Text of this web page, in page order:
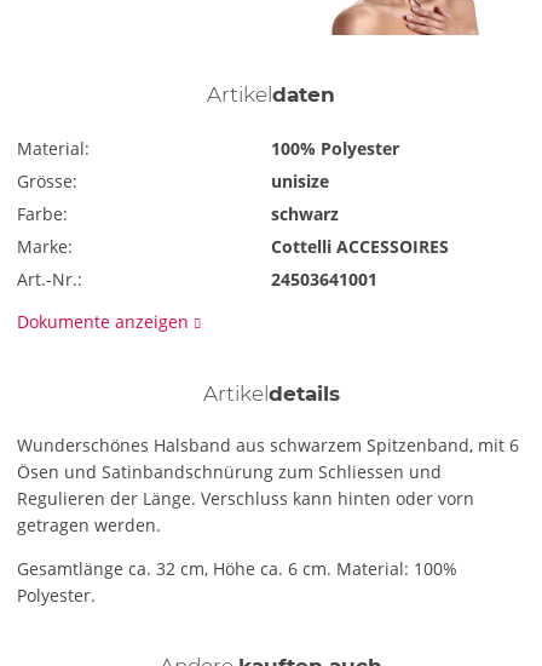
Artikel daten
Material:
100% Polyester
Grösse:
unisize
Farbe:
schwarz
Marke:
Cottelli ACCESSOIRES
Art.-Nr.:
24503641001
Dokumente anzeigen
Artikel details
Wunderschönes Halsband aus schwarzem Spitzenband, mit 6
Ösen und Satinbandschnürung zum Schliessen und
Regulieren der Länge. Verschluss kann hinten oder vorn
getragen werden.
Gesamtlänge ca. 32 cm, Höhe ca. 6 cm. Material: 100%
Polyester.